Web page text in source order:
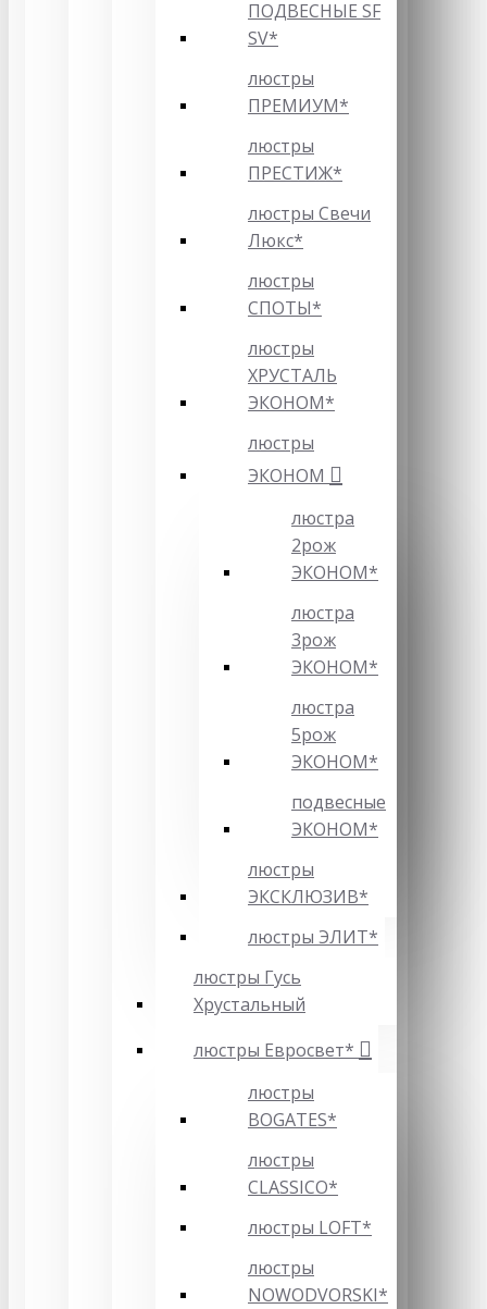
ПОДВЕСНЫЕ SF
SV*
люстры
ПРЕМИУМ*
люстры
ПРЕСТИЖ*
люстры Свечи
Люкс*
люстры
СПОТЫ*
люстры
ХРУСТАЛЬ
ЭКОНОМ*
люстры
ЭКОНОМ
люстра
2рож
ЭКОНОМ*
люстра
3рож
ЭКОНОМ*
люстра
5рож
ЭКОНОМ*
подвесные
ЭКОНОМ*
люстры
ЭКСКЛЮЗИВ*
люстры ЭЛИТ*
люстры Гусь
Хрустальный
люстры Евросвет*
люстры
BOGATES*
люстры
CLASSICO*
люстры LOFT*
люстры
NOWODVORSKI*